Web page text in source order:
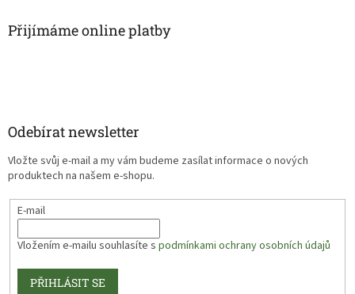
Přijímáme online platby
Odebírat newsletter
Vložte svůj e-mail a my vám budeme zasílat informace o nových
produktech na našem e-shopu.
E-mail
Vložením e-mailu souhlasíte s podmínkami ochrany osobních údajů
PŘIHLÁSIT SE